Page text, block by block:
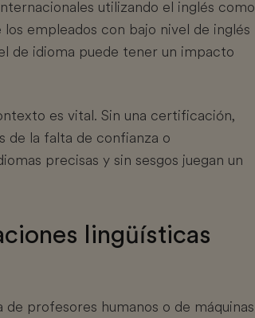
utilizando el inglés como
empleados con bajo nivel de inglés
de idioma puede tener un impacto
es vital. Sin una certificación,
de la falta de confianza o
precisas y sin sesgos juegan un
lingüísticas
profesores humanos o de máquinas